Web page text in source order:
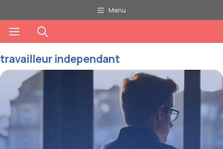
au
contenu
Menu
Menu
travailleur independant